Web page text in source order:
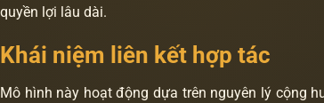
quyền lợi lâu dài.
Khái niệm liên kết hợp tác
Mô hình này hoạt động dựa trên nguyên lý cộng